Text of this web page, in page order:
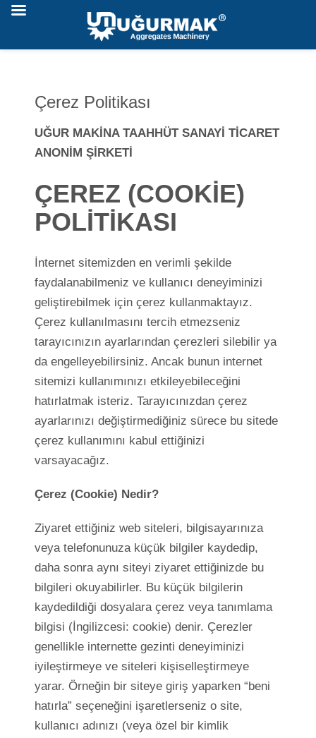
Çerez Politikası
UĞUR MAKİNA TAAHHÜT SANAYİ TİCARET
ANONİM ŞİRKETİ
ÇEREZ (COOKİE)
POLİTİKASI
İnternet sitemizden en verimli şekilde
faydalanabilmeniz ve kullanıcı deneyiminizi
geliştirebilmek için çerez kullanmaktayız.
Çerez kullanılmasını tercih etmezseniz
tarayıcınızın ayarlarından çerezleri silebilir ya
da engelleyebilirsiniz. Ancak bunun internet
sitemizi kullanımınızı etkileyebileceğini
hatırlatmak isteriz. Tarayıcınızdan çerez
ayarlarınızı değiştirmediğiniz sürece bu sitede
çerez kullanımını kabul ettiğinizi
varsayacağız.
Çerez (Cookie) Nedir?
Ziyaret ettiğiniz web siteleri, bilgisayarınıza
veya telefonunuza küçük bilgiler kaydedip,
daha sonra aynı siteyi ziyaret ettiğinizde bu
bilgileri okuyabilirler. Bu küçük bilgilerin
kaydedildiği dosyalara çerez veya tanımlama
bilgisi (İngilizcesi: cookie) denir. Çerezler
genellikle internette gezinti deneyiminizi
iyileştirmeye ve siteleri kişiselleştirmeye
yarar. Örneğin bir siteye giriş yaparken “beni
hatırla” seçeneğini işaretlerseniz o site,
kullanıcı adınızı (veya özel bir kimlik